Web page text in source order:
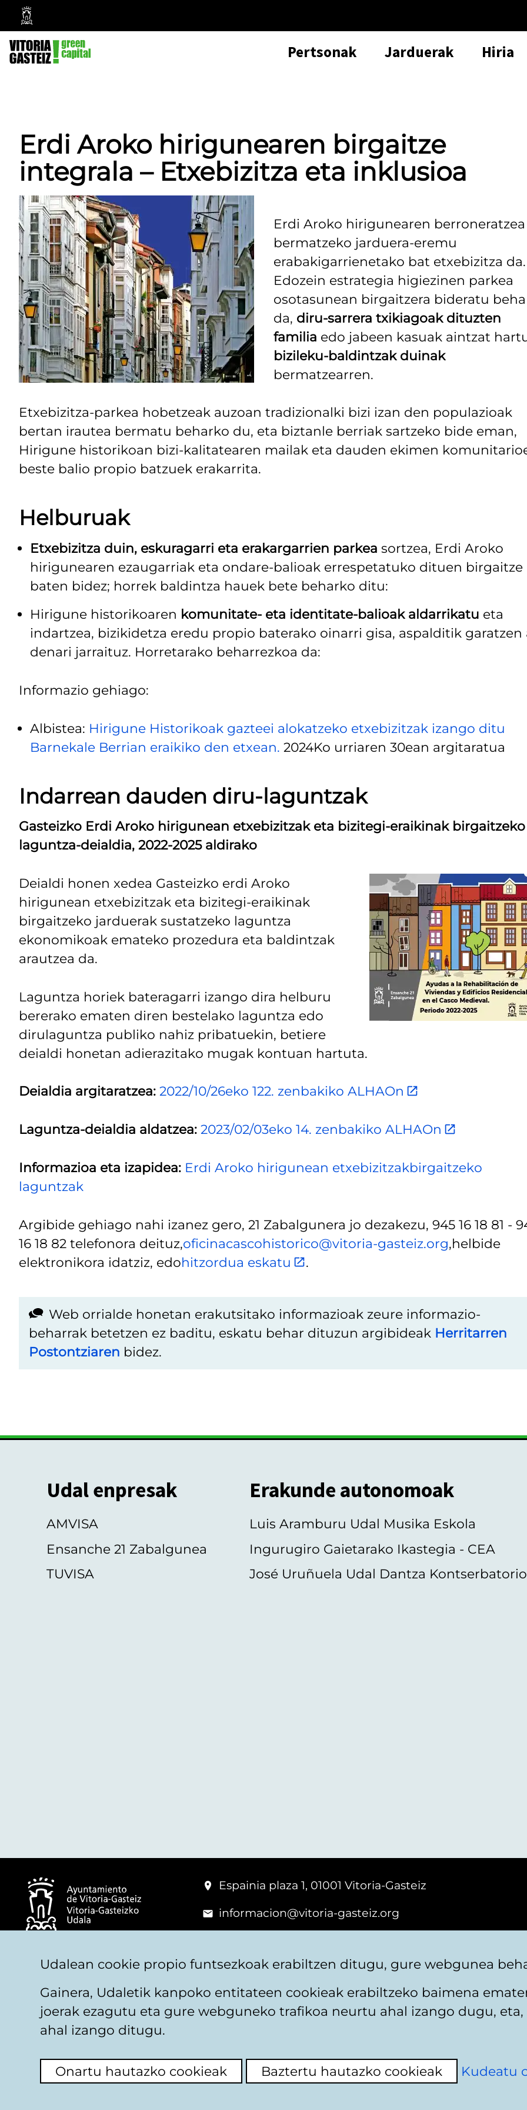
Vitoria-
Gasteizko
Udala
Pertsonak Jarduerak Hiria
Erdi Aroko hirigunearen birgaitze
integrala – Etxebizitza eta inklusioa
Erdi Aroko hirigunearen berroneratzea
bermatzeko jarduera-eremu
erabakigarrienetako bat etxebizitza da.
Edozein estrategia higiezinen parkea
osotasunean birgaitzera bideratu
da, diru-sarrera txikiagoak dituzten
familia edo jabeen kasuak aintzat
bizileku-baldintzak duinak
bermatzearren.
Etxebizitza-parkea hobetzeak auzoan tradizionalki bizi izan den populazioak
bertan irautea bermatu beharko du, eta biztanle berriak sartzeko bide eman,
Hirigune historikoan bizi-kalitatearen mailak eta dauden ekimen
beste balio propio batzuek erakarrita.
Helburuak
Etxebizitza duin, eskuragarri eta erakargarrien parkea sortzea, Erdi Aroko
hirigunearen ezaugarriak eta ondare-balioak errespetatuko dituen birgaitze
baten bidez; horrek baldintza hauek bete beharko ditu:
Hirigune historikoaren komunitate- eta identitate-balioak aldarrikatu eta
indartzea, bizikidetza eredu propio baterako oinarri gisa, aspalditik garatzen
denari jarraituz. Horretarako beharrezkoa da:
Informazio gehiago:
Albistea: Hirigune Historikoak gazteei alokatzeko etxebizitzak izango ditu
Barnekale Berrian eraikiko den etxean. 2024Ko urriaren 30ean argitaratua
Indarrean dauden diru-laguntzak
Gasteizko Erdi Aroko hirigunean etxebizitzak eta bizitegi-eraikinak birgaitzeko
laguntza-deialdia, 2022-2025 aldirako
Deialdi honen xedea Gasteizko erdi Aroko
hirigunean etxebizitzak eta bizitegi-eraikinak
birgaitzeko jarduerak sustatzeko laguntza
ekonomikoak emateko prozedura eta baldintzak
arautzea da.
Laguntza horiek bateragarri izango dira helburu
bererako ematen diren bestelako laguntza edo
dirulaguntza publiko nahiz pribatuekin, betiere
deialdi honetan adierazitako mugak kontuan hartuta.
Deialdia argitaratzea: 2022/10/26eko 122. zenbakiko ALHAOn
Laguntza-deialdia aldatzea: 2023/02/03eko 14. zenbakiko ALHAOn
Informazioa eta izapidea: Erdi Aroko hirigunean etxebizitzakbirgaitzeko
laguntzak
Argibide gehiago nahi izanez gero, 21 Zabalgunera jo dezakezu, 945 16 18 81 -
16 18 82 telefonora deituz,oficinacascohistorico@vitoria-gasteiz.org,helbide
elektronikora idatziz, edohitzordua eskatu .
Web orrialde honetan erakutsitako informazioak zeure informazio-
beharrak betetzen ez baditu, eskatu behar dituzun argibideak Herritarren
Postontziaren bidez.
Udal enpresak
AMVISA
Ensanche 21 Zabalgunea
TUVISA
Erakunde autonomoak
Luis Aramburu Udal Musika Eskola
Ingurugiro Gaietarako Ikastegia - CEA
José Uruñuela Udal Dantza
© Vitoria-Gasteizko Udala
Espainia plaza 1, 01001 Vitoria-Gasteiz
informacion@vitoria-gasteiz.org
Legezko oharra Pribatutasuna
Udalean cookie propio funtsezkoak erabiltzen ditugu, gure webgunea
Gainera, Udaletik kanpoko entitateen cookieak erabiltzeko baimena
joerak ezagutu eta gure webguneko trafikoa neurtu ahal izango dugu,
ahal izango ditugu.
Onartu hautazko cookieak Baztertu hautazko cookieak Kudeatu